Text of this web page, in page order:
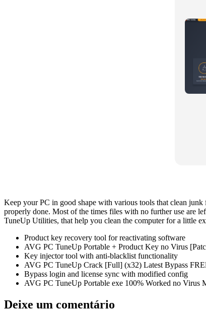
Keep your PC in good shape with various tools that clean
properly done. Most of the times files with no further use are
TuneUp Utilities, that help you clean the computer for a little
Product key recovery tool for reactivating software
AVG PC TuneUp Portable + Product Key no Virus
Key injector tool with anti-blacklist functionality
AVG PC TuneUp Crack [Full] (x32) Latest Bypass
Bypass login and license sync with modified config
AVG PC TuneUp Portable exe 100% Worked no Virus
Deixe um comentário